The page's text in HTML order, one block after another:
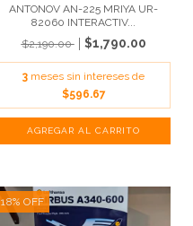
ANTONOV AN-225 MRIYA UR-
82060 INTERACTIV...
$2,190.00
$1,790.00
3 meses sin intereses de
$596.67
18% OFF